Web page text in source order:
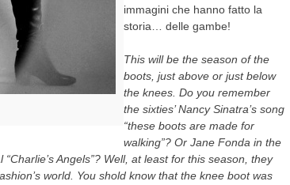
immagini che hanno fatto la
storia… delle gambe!
This will be the season of the
boots, just above or just below
the knees. Do you remember
the sixties’ Nancy Sinatra’s song
“these boots are made for
walking”? Or Jane Fonda in the
Angels”? Well, at least for this season, they
world. You shold know that the knee boot was